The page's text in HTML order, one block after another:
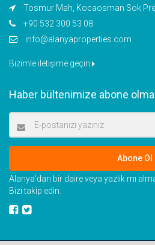
Tosmur Mah, Kocaosman Sok
+90 532 300 53 08
info@alanyaproperties.com
Bizimle iletişime geçin
Haber bültenimize abone
Abone Ol
Alanya'dan bir daire veya yazlık mı
Bizi takip edin.